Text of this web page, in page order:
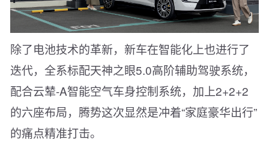
除了电池技术的革新，新车在智能化上也进行了
迭代，全系标配天神之眼5.0高阶辅助驾驶系统，
配合云辇-A智能空气车身控制系统，加上2+2+2
的六座布局，腾势这次显然是冲着“家庭豪华出行”
的痛点精准打击。